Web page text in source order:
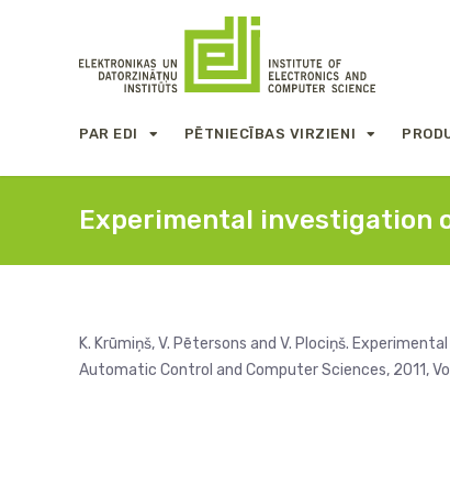
PAR EDI PĒTNIECĪBAS VIRZIENI
Experimental investigation
K. Krūmiņš, V. Pētersons and V. Plociņš.
Automatic Control and Computer Sciences, 2011,